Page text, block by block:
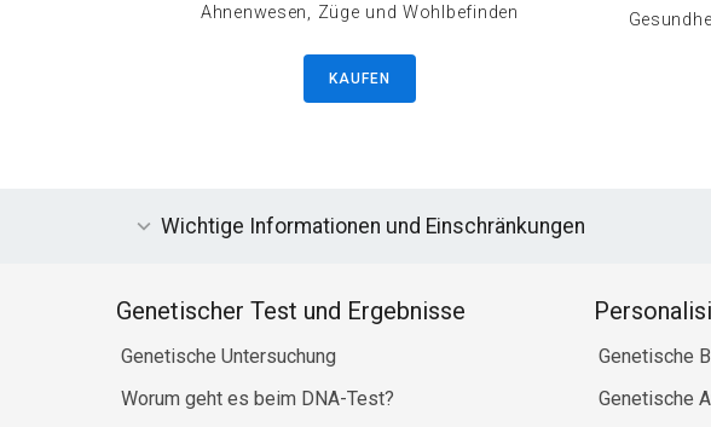
Ahnenwesen, Züge und Wohlbefinden
KAUFEN
Wichtige Informationen und Einschränkungen
Genetischer Test und Ergebnisse
Genetische Untersuchung
Worum geht es beim DNA-Test?
Genetische
Genetische